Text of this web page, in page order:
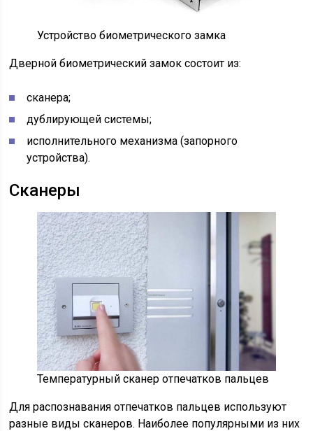
Устройство биометрического замка
Дверной биометрический замок состоит из:
сканера;
дублирующей системы;
исполнительного механизма (запорного
устройства).
Сканеры
Температурный сканер отпечатков пальцев
Для распознавания отпечатков пальцев используют
разные виды сканеров. Наиболее популярными из них